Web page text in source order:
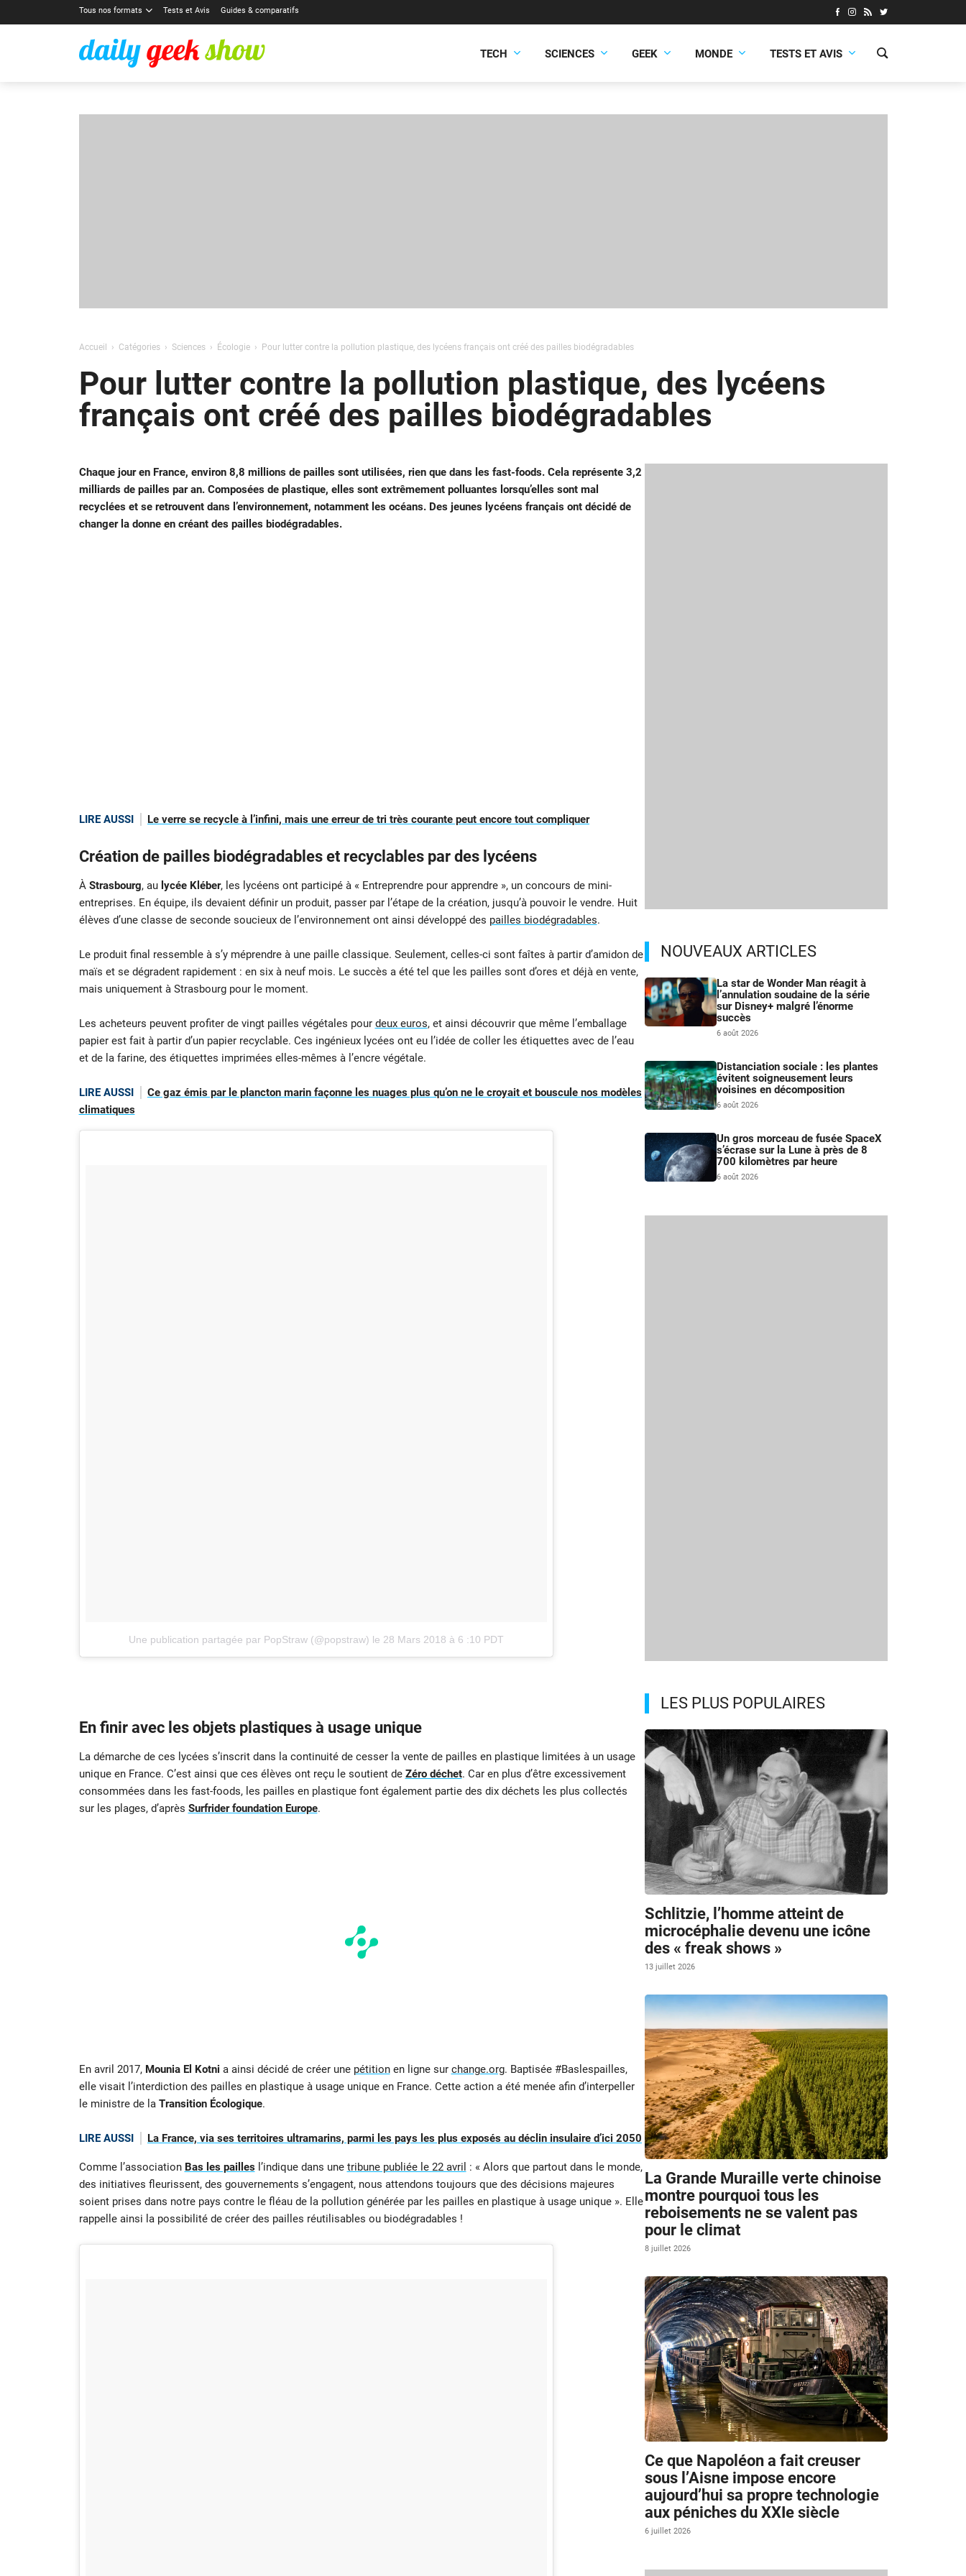
Tous nos formats Tests et Avis Guides & comparatifs
TECH SCIENCES GEEK MONDE TESTS ET AVIS
Accueil Catégories Sciences Écologie Pour lutter contre la pollution plastique, des lycéens français ont créé des pailles biodégradables
Pour lutter contre la pollution plastique, des lycéens
français ont créé des pailles biodégradables
Chaque jour en France, environ 8,8 millions de pailles sont utilisées, rien que dans les fast-foods. Cela représente 3,2
milliards de pailles par an. Composées de plastique, elles sont extrêmement polluantes lorsqu’elles sont mal
recyclées et se retrouvent dans l’environnement, notamment les océans. Des jeunes lycéens français ont décidé de
changer la donne en créant des pailles biodégradables.
LIRE AUSSI Le verre se recycle à l’infini, mais une erreur de tri très courante peut encore tout compliquer
Création de pailles biodégradables et recyclables par des lycéens
ÀStrasbourg, au lycée Kléber, les lycéens ont participé à « Entreprendre pour apprendre », un concours de mini-
entreprises. En équipe, ils devaient définir un produit, passer par l’étape de la création, jusqu’à pouvoir le vendre. Huit
élèves d’une classe de seconde soucieux de l’environnement ont ainsi développé des pailles biodégradables.
Le produit final ressemble à s’y méprendre à une paille classique. Seulement, celles-ci sont faîtes à partir d’amidon de
maïs et se dégradent rapidement : en six à neuf mois. Le succès a été tel que les pailles sont d’ores et déjà en vente,
mais uniquement à Strasbourg pour le moment.
Les acheteurs peuvent profiter de vingt pailles végétales pour deux euros, et ainsi découvrir que même l’emballage
papier est fait à partir d’un papier recyclable. Ces ingénieux lycées ont eu l’idée de coller les étiquettes avec de l’eau
et de la farine, des étiquettes imprimées elles-mêmes à l’encre végétale.
LIRE AUSSI
Ce gaz émis par le plancton marin façonne les nuages plus qu’on ne le croyait et bouscule nos modèles
climatiques
Une publication partagée par PopStraw (@popstraw) le 28 Mars 2018 à 6 :10 PDT
En finir avec les objets plastiques à usage unique
La démarche de ces lycées s’inscrit dans la continuité de cesser la vente de pailles en plastique limitées à un usage
unique en France. C’est ainsi que ces élèves ont reçu le soutient de Zéro déchet. Car en plus d’être excessivement
consommées dans les fast-foods, les pailles en plastique font également partie des dix déchets les plus collectés
sur les plages, d’après Surfrider foundation Europe.
En avril 2017, Mounia El Kotni a ainsi décidé de créer une pétitionen ligne sur change.org. Baptisée #Baslespailles,
elle visait l’interdiction des pailles en plastique à usage unique en France. Cette action a été menée afin d’interpeller
le ministre de la Transition Écologique.
LIRE AUSSI La France, via ses territoires ultramarins, parmi les pays les plus exposés au déclin insulaire d’ici 2050
Comme l’association Bas les paillesl’indique dans une tribune publiée le 22 avril : « Alors que partout dans le monde,
des initiatives fleurissent, des gouvernements s’engagent, nous attendons toujours que des décisions majeures
soient prises dans notre pays contre le fléau de la pollution générée par les pailles en plastique à usage unique ». Elle
rappelle ainsi la possibilité de créer des pailles réutilisables ou biodégradables !
NOUVEAUX ARTICLES
La star de Wonder Man réagit à
l’annulation soudaine de la série
sur Disney+ malgré l’énorme
succès
6 août 2026
Distanciation sociale : les plantes
évitent soigneusement leurs
voisines en décomposition
6 août 2026
Un gros morceau de fusée SpaceX
s’écrase sur la Lune à près de 8
700 kilomètres par heure
6 août 2026
LES PLUS POPULAIRES
Schlitzie, l’homme atteint de
microcéphalie devenu une icône
des « freak shows »
13 juillet 2026
La Grande Muraille verte chinoise
montre pourquoi tous les
reboisements ne se valent pas
pour le climat
8 juillet 2026
Ce que Napoléon a fait creuser
sous l’Aisne impose encore
aujourd’hui sa propre technologie
aux péniches du XXIe siècle
6 juillet 2026